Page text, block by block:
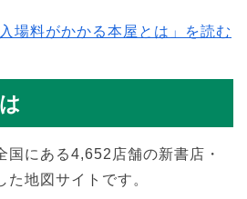
入場料がかかる本屋とは」を読む
国にある4,652店舗の新書店・
地図サイトです。